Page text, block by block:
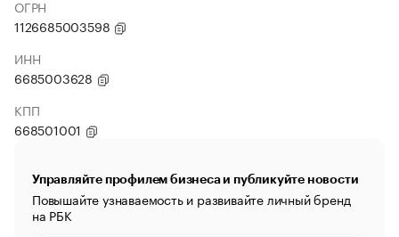
ОГРН
1126685003598
ИНН
6685003628
КПП
668501001
Управляйте профилем бизнеса и публикуйте новости
Повышайте узнаваемость и развивайте личный бренд
на РБК